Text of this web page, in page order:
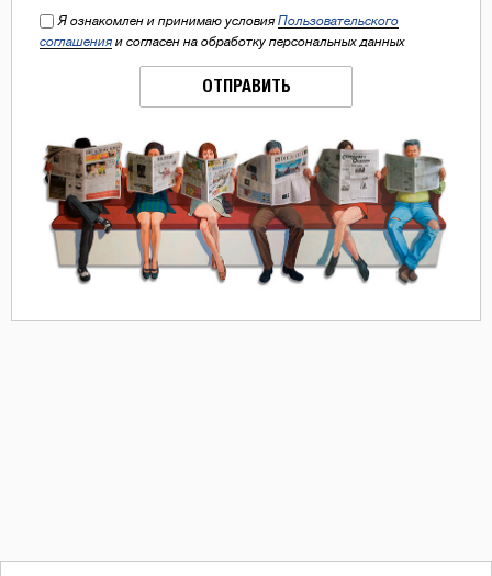
Я ознакомлен и принимаю условия Пользовательского
соглашения и согласен на обработку персональных данных
ОТПРАВИТЬ